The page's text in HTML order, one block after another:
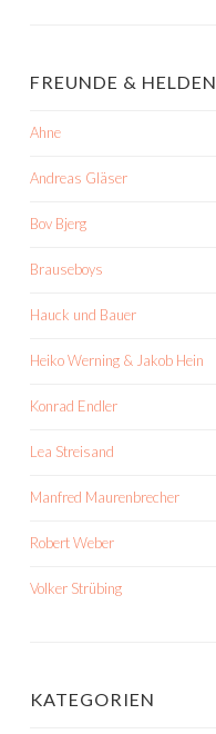
FREUNDE & HELDEN
Ahne
Andreas Gläser
Bov Bjerg
Brauseboys
Hauck und Bauer
Heiko Werning & Jakob Hein
Konrad Endler
Lea Streisand
Manfred Maurenbrecher
Robert Weber
Volker Strübing
KATEGORIEN